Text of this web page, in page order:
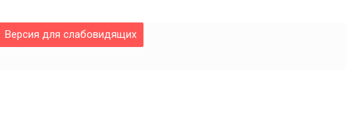
Версия для слабовидящих